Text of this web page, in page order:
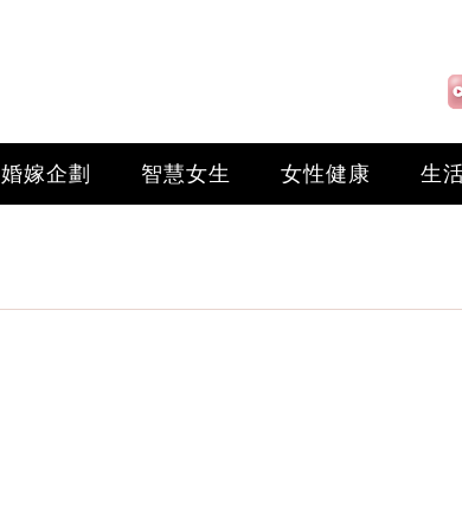
婚嫁企劃 智慧女生 女性健康 生